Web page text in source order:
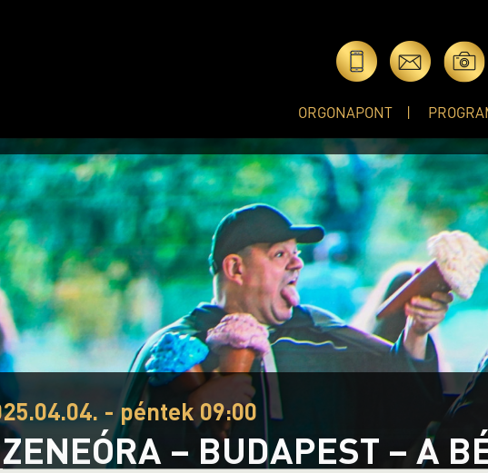
ORGONAPONT
- péntek 09:00
– BUDAPEST – A